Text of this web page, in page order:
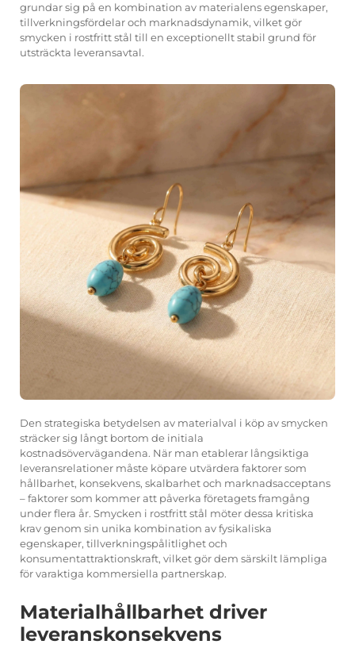
grundar sig på en kombination av materialens egenskaper,
tillverkningsfördelar och marknadsdynamik, vilket gör
smycken i rostfritt stål till en exceptionellt stabil grund för
utsträckta leveransavtal.
Den strategiska betydelsen av materialval i köp av smycken
sträcker sig långt bortom de initiala
kostnadsövervägandena. När man etablerar långsiktiga
leveransrelationer måste köpare utvärdera faktorer som
hållbarhet, konsekvens, skalbarhet och marknadsacceptans
– faktorer som kommer att påverka företagets framgång
under flera år. Smycken i rostfritt stål möter dessa kritiska
krav genom sin unika kombination av fysikaliska
egenskaper, tillverkningspålitlighet och
konsumentattraktionskraft, vilket gör dem särskilt lämpliga
för varaktiga kommersiella partnerskap.
Materialhållbarhet driver
leveranskonsekvens